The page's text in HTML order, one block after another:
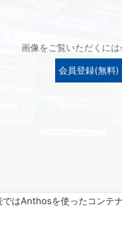
画像をご覧いただくに
会員登録(無料)
はAnthosを使ったコンテ